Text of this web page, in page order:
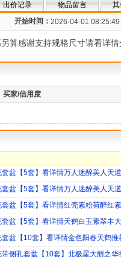
出价记录 物品留言
其
开始时间： 2026-04-01 08:25:49
算感谢支持规格尺寸请看详
买家/信用度
盆【5套】看详情万人迷醉美人天
盆【5套】看详情万人迷醉美人天
盆【5套】看详情红壳素粉荷醉红
盆【5套】看详情天鹤白玉素翠丰
盆【10套】看详情金色阳春天鹤推
侧孔套盆【10套】北极星大丽之华